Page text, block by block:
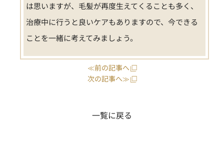
は思いますが、毛髪が再度生えてくることも多く、
治療中に行うと良いケアもありますので、今できる
ことを一緒に考えてみましょう。
≪前の記事へ
次の記事へ≫
一覧に戻る